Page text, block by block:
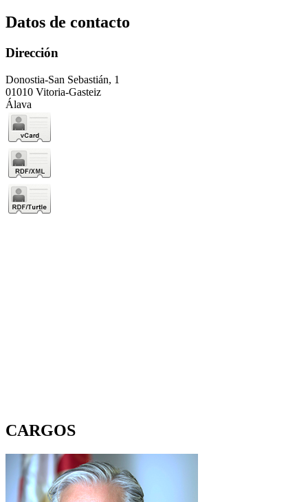
Datos de contacto
Dirección
Donostia-San Sebastián, 1
01010 Vitoria-Gasteiz
Álava
CARGOS